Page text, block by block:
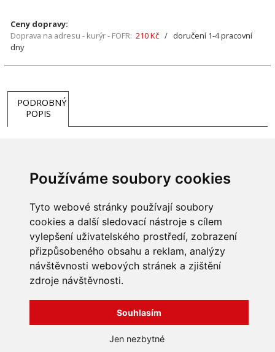
Používáme soubory cookies
Tyto webové stránky používají soubory
cookies a další sledovací nástroje s cílem
vylepšení uživatelského prostředí, zobrazení
přizpůsobeného obsahu a reklam, analýzy
návštěvnosti webových stránek a zjištění
zdroje návštěvnosti.
Souhlasím
Jen nezbytné
Ceny dopravy:
Doprava na adresu - kurýr - FOFR: 210 Kč / doručení 1-4 pracovní
dny
PODROBNÝ
POPIS
připojení pomocí šroubení s o-ringem – rychlé utěsnění.
INFORMACE
Obchodní podmínky
Zpracování a ochrana
osobních údajů
O nás
Všechna práva vyhrazena